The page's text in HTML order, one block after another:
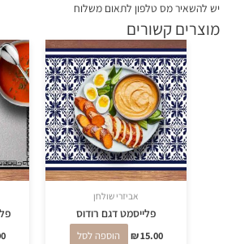
יש להשאיר מס טלפון לתאום משלוח
מוצרים קשורים
אביזרי שולחן
פלייסמט דגם רודוס
₪15.00 הוספה לסל